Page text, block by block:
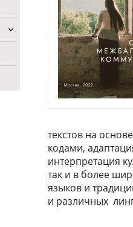
текстов на
кодами,
интерпретация
так и в более
языков и
и различных